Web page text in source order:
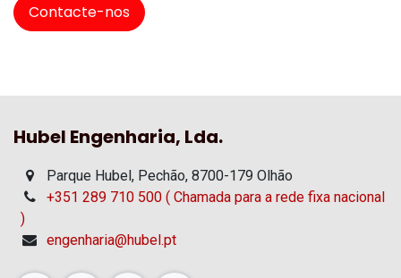
Contacte-nos
Hubel Engenharia, Lda.
Parque Hubel, Pechão, 8700-179 Olhão
+351 289 710 500 ( Chamada para a rede fixa nacional
)
engenharia@hubel.pt